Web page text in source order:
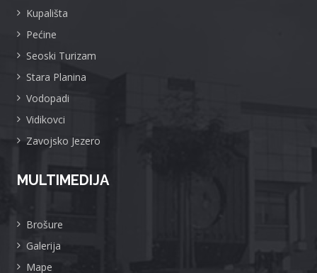
Kupališta
Pećine
Seoski Turizam
Stara Planina
Vodopadi
Vidikovci
Zavojsko Jezero
MULTIMEDIJA
Brošure
Galerija
Mape